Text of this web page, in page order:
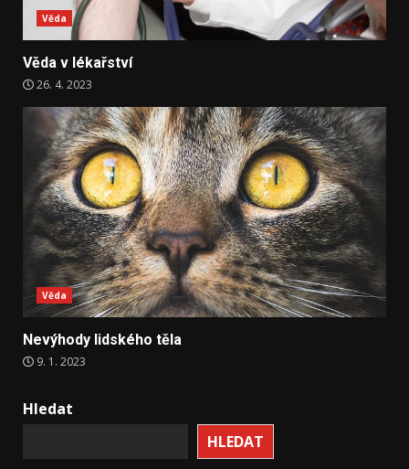
Věda
Věda v lékařství
26. 4. 2023
Věda
Nevýhody lidského těla
9. 1. 2023
Hledat
HLEDAT